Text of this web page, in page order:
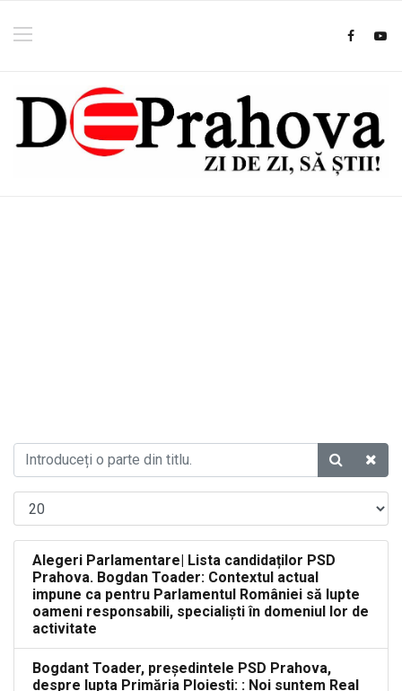
Alegeri Parlamentare| Lista candidaților PSD
Prahova. Bogdan Toader: Contextul actual
impune ca pentru Parlamentul României să lupte
oameni responsabili, specialiști în domeniul lor de
activitate
Bogdant Toader, președintele PSD Prahova,
despre lupta Primăria Ploiești: : Noi suntem Real